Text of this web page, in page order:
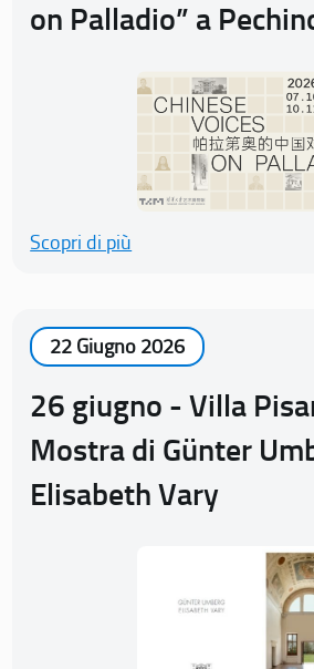
on Palladio” a
Scopri di più
22 Giugno 2026
26 giugno - Villa
Mostra di Günter
Elisabeth Vary